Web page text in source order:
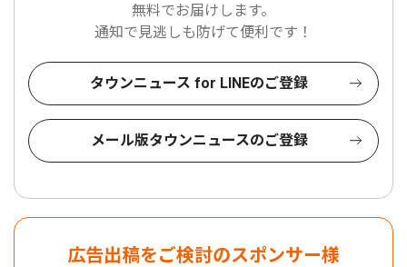
無料でお届けします。
通知で見逃しも防げて便利です！
タウンニュース for LINEのご登録
メール版タウンニュースのご登録
広告出稿をご検討のスポンサー様